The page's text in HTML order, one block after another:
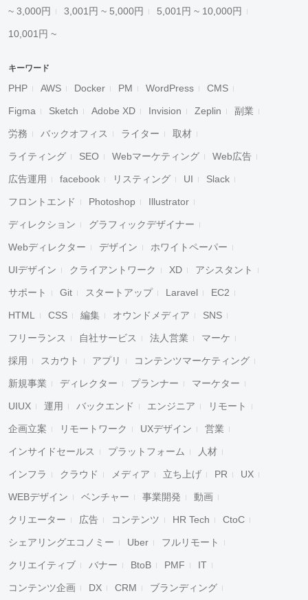
~ 3,000円 3,001円 ~ 5,000円 5,001円 ~ 10,000円
10,001円 ~
キーワード
PHP AWS Docker PM WordPress CMS
Figma Sketch Adobe XD Invision Zeplin 副業
労務 バックオフィス ライター 取材
ライティング SEO Webマーケティング Web広告
広告運用 facebook リスティング UI Slack
フロントエンド Photoshop Illustrator
ディレクション グラフィックデザイナー
Webディレクター デザイン ホワイトペーパー
UIデザイン クライアントワーク XD アシスタント
サポート Git スタートアップ Laravel EC2
HTML CSS 編集 オウンドメディア SNS
フリーランス 自社サービス 法人営業 マーケ
採用 スカウト アプリ コンテンツマーケティング
新規事業 ディレクター プランナー マーケター
UIUX 運用 バックエンド エンジニア リモート
企画立案 リモートワーク UXデザイン 営業
インサイドセールス プラットフォーム 人材
インフラ クラウド メディア 立ち上げ PR UX
WEBデザイン ベンチャー 事業開発 動画
クリエーター 広告 コンテンツ HR Tech CtoC
シェアリングエコノミー Uber フルリモート
クリエイティブ バナー BtoB PMF IT
コンテンツ企画 DX CRM ブランディング